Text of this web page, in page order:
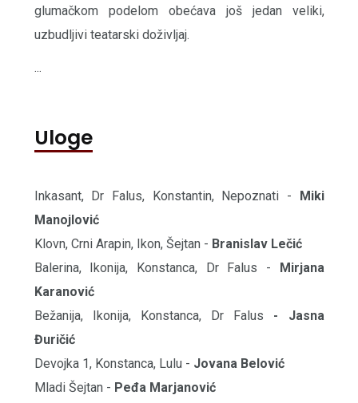
glumačkom podelom obećava još jedan veliki,
uzbudljivi teatarski doživljaj.
...
Uloge
Inkasant, Dr Falus, Konstantin, Nepoznati -
Miki
Manojlović
Klovn, Crni Arapin, Ikon, Šejtan - Branislav Lečić
Balerina, Ikonija, Konstanca, Dr Falus - Mirjana
Karanović
Bežanija, Ikonija, Konstanca, Dr Falus - Jasna
Đuričić
Devojka 1, Konstanca, Lulu - Jovana Belović
Mladi Šejtan - Peđa Marjanović